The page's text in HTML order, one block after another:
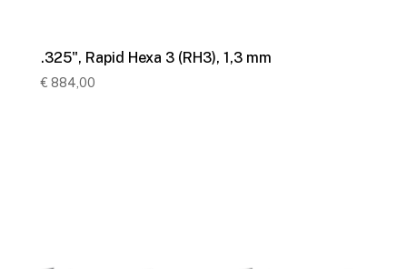
.325", Rapid Hexa 3 (RH3), 1,3 mm
€ 884,00